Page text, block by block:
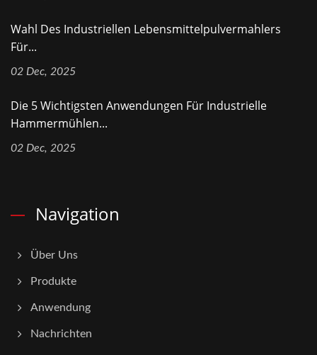
Wahl Des Industriellen Lebensmittelpulvermahlers
Für...
02 Dec, 2025
Die 5 Wichtigsten Anwendungen Für Industrielle
Hammermühlen...
02 Dec, 2025
Navigation
Über Uns
Produkte
Anwendung
Nachrichten